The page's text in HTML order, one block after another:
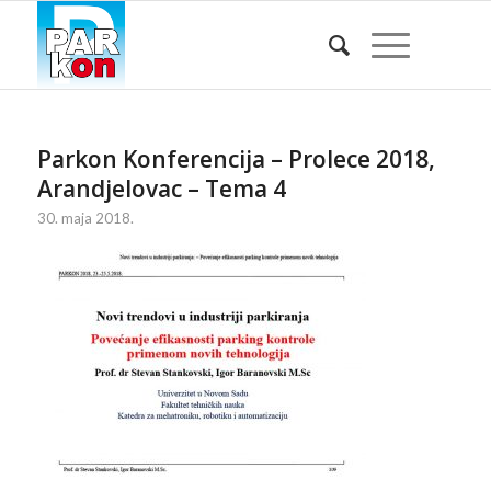
Parkon Konferencija – Prolece 2018,
Arandjelovac – Tema 4
30. maja 2018.